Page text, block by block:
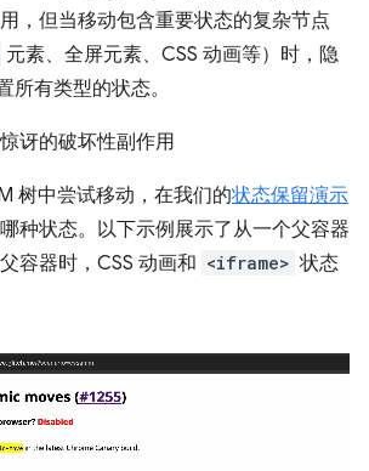
，但当移动包含重要状态的复杂节点
元素、全屏元素、CSS 动画等）时，隐
所有类型的状态。
讶的破坏性副作用
树中尝试移动，在我们的状态保留演示
种状态。以下示例展示了从一个父容器
容器时，CSS 动画和 <iframe> 状态